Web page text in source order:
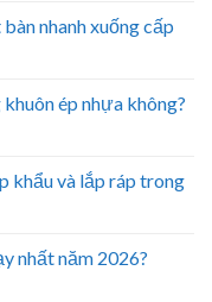
nhanh xuống cấp
ép nhựa không?
khẩu và lắp ráp trong
nhất năm 2026?